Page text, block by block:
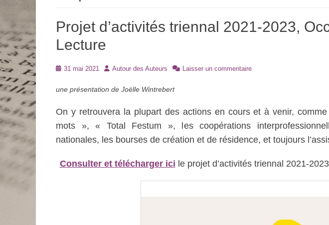
Projet d’activités triennal 2021-2023,
Lecture
Posté31 mai 2021 Auteur
Autour des Auteurs Laisser un commentaire
une présentation de Joëlle Wintrebert
On y retrouvera la plupart des actions en cours et à venir,
mots », « Total Festum », les coopérations
nationales, les bourses de création et de résidence, et toujours
Consulter et télécharger ici le projet d’activités triennal 2021-